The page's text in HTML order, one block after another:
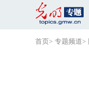
首页 > 专题频道>